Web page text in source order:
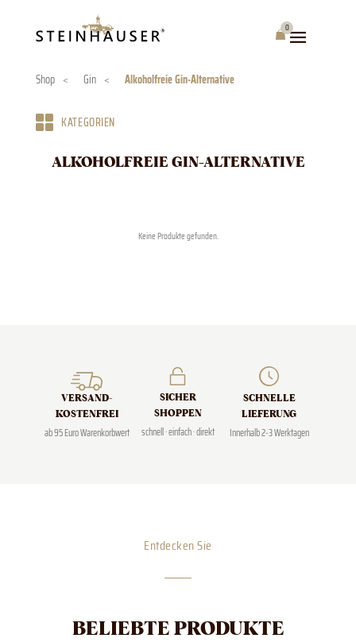
0
Warenkorb
Shop < Gin < Alkoholfreie Gin-Alternative
KATEGORIEN
ALKOHOLFREIE GIN-ALTERNATIVE
Keine Produkte gefunden.
VERSAND­
KOSTENFREI
ab 95 Euro Warenkorbwert
SICHER
SHOPPEN
schnell · einfach · direkt
SCHNELLE
LIEFERUNG
Innerhalb 2-3 Werktagen
Entdecken Sie
BELIEBTE PRODUKTE